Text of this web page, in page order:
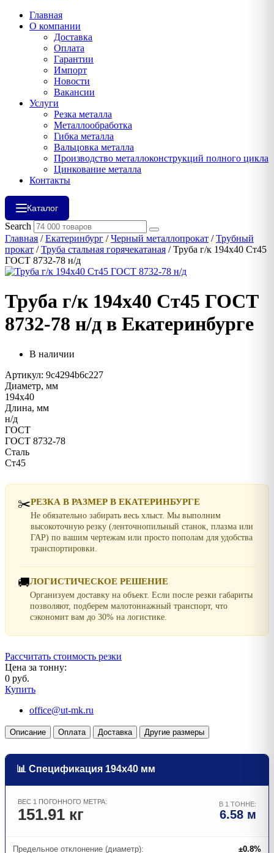
Главная
О компании
Доставка
Оплата
Гарантии
Импорт
Новости
Вакансии
Услуги
Резка металла
Металлообработка
Гибка металла
Вальцовка металла
Производство металлоконструкций полного цикла
Цинкование металла
Контакты
Каталог
Search
Главная /Екатеринбург /Черный металлопрокат /Трубный
прокат /Труба стальная горячекатаная / Труба г/к 194х40 Ст45
ГОСТ 8732-78 н/д
Труба г/к 194х40 Ст45 ГОСТ
8732-78 н/д в Екатеринбурге
В наличии
Артикул: 9c4294b6c227
Диаметр, мм
194х40
Длина, мм
н/д
ГОСТ
ГОСТ 8732-78
Сталь
Ст45
✂️РЕЗКА В РАЗМЕР В ЕКАТЕРИНБУРГЕ
Не обязательно забирать весь хлыст. Мы выполним
высокоточную резку (ленточнопильный станок, плазма или
ГАР) по вашим чертежам или просто пополам для удобства
транспортировки.
🚚ЛОГИСТИЧЕСКОЕ РЕШЕНИЕ
Организуем доставку на объект. Если после резки габариты
позволяют, подберем малотоннажный транспорт, что
сэкономит вам до 30% на логистике.
Рассчитать стоимость резки
Цена за тонну:
0 руб.
Купить
office@ut-mk.ru
Описание Оплата Доставка Другие размеры
📊 Спецификация 194х40 мм
ВЕС 1 ПОГОННОГО МЕТРА:
151.91 кг
В 1 ТОННЕ:
6.58 м
Предельное отклонение (диаметр): ±0.8%